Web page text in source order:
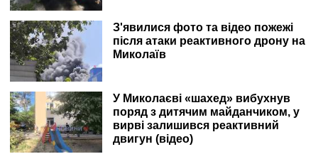
З'явилися фото та відео пожежі
після атаки реактивного дрону на
Миколаїв
У Миколаєві «шахед» вибухнув
поряд з дитячим майданчиком, у
вирві залишився реактивний
двигун (відео)